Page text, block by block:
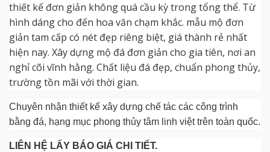
thiết kế đơn giản không quá cầu kỳ trong tổng thể. Từ
hình dáng cho đến hoa văn chạm khắc. mẫu mộ đơn
giản tam cấp có nét đẹp riêng biệt, giá thành rẻ nhất
hiện nay. Xây dựng mộ đá đơn giản cho gia tiên, nơi an
nghỉ cõi vĩnh hằng. Chất liệu đá đẹp, chuẩn phong thủy,
trường tồn mãi với thời gian.
Chuyên nhận thiết kế xây dựng chế tác các công trình
bằng đá, hạng mục phong thủy tâm linh việt trên toàn quốc.
LIÊN HỆ LẤY BÁO GIÁ CHI TIẾT.